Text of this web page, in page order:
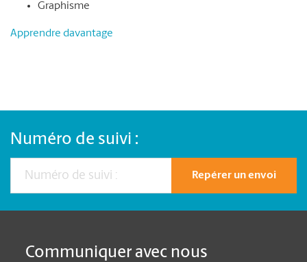
Graphisme
Apprendre davantage
Numéro de suivi :
Repérer un envoi
Communiquer avec nous